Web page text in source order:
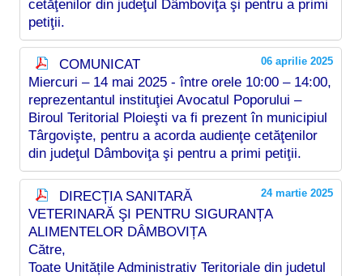
cetăţenilor din judeţul Dâmboviţa şi pentru a primi
petiţii.
06 aprilie 2025
COMUNICAT
Miercuri – 14 mai 2025 - între orele 10:00 – 14:00,
reprezentantul instituţiei Avocatul Poporului –
Biroul Teritorial Ploieşti va fi prezent în municipiul
Târgovişte, pentru a acorda audienţe cetăţenilor
din judeţul Dâmboviţa şi pentru a primi petiţii.
24 martie 2025
DIRECȚIA SANITARĂ
VETERINARĂ ŞI PENTRU SIGURANȚA
ALIMENTELOR DÂMBOVIȚA
Către,
Toate Unitățile Administrativ Teritoriale din judetul